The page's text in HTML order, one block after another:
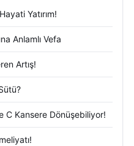
Yatırım!
Anlamlı Vefa
Artış!
C Kansere Dönüşebiliyor!